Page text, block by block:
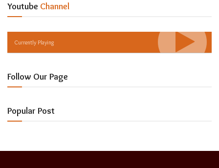
Youtube Channel
Currently Playing
Follow Our Page
Popular Post